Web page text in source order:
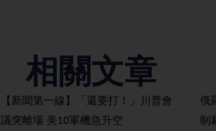
相關文章
【新聞第一線】「還要打！」川普會
議突離場 美10軍機急升空
俄
制